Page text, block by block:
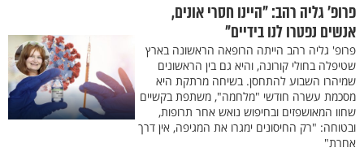
פרופ’ גליה רהב: "היינו חסרי אונים,
אנשים נפטרו לנו בידיים"
פרופ' גליה רהב הייתה הרופאה הראשונה בארץ
שטיפלה בחולי קורונה, והיא גם בין הראשונים
שמיהרו השבוע להתחסן. בשיחה מרתקת היא
מסכמת עשרה חודשי "מלחמה", משתפת בקשיים
שחוו המאושפזים ובחיפוש נואש אחר תרופות,
ובטוחה: "רק החיסונים ימגרו את המגיפה, אין דרך
אחרת"